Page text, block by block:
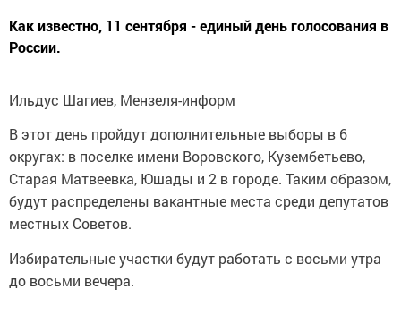
Как известно, 11 сентября - единый день голосования в
России.
Ильдус Шагиев, Мензеля-информ
В этот день пройдут дополнительные выборы в 6
округах: в поселке имени Воровского, Кузембетьево,
Старая Матвеевка, Юшады и 2 в городе. Таким образом,
будут распределены вакантные места среди депутатов
местных Советов.
Избирательные участки будут работать с восьми утра
до восьми вечера.